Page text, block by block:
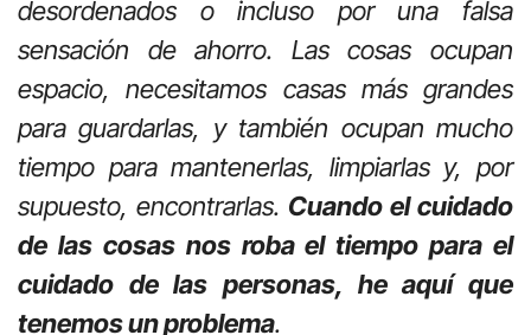
desordenados o incluso por una falsa
sensación de ahorro. Las cosas ocupan
espacio, necesitamos casas más grandes
para guardarlas, y también ocupan mucho
tiempo para mantenerlas, limpiarlas y, por
supuesto, encontrarlas. Cuando el cuidado
de las cosas nos roba el tiempo para el
cuidado de las personas, he aquí que
tenemos un problema.